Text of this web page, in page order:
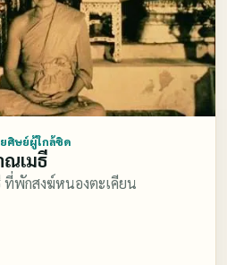
ยศิษย์ผู้ใกล้ชิด
เมธี
พักสงฆ์หนองตะเคียน